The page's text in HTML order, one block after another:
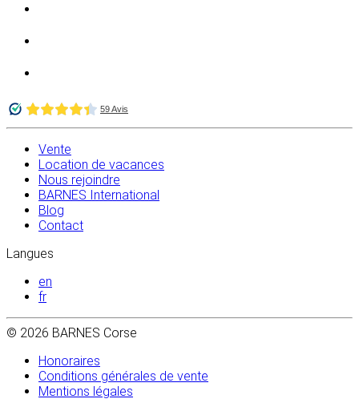
Vente
Location de vacances
Nous rejoindre
BARNES International
Blog
Contact
Langues
en
fr
© 2026 BARNES Corse
Honoraires
Conditions générales de vente
Mentions légales